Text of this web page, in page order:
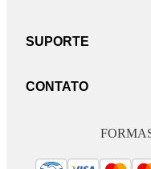
SUPORTE
CONTATO